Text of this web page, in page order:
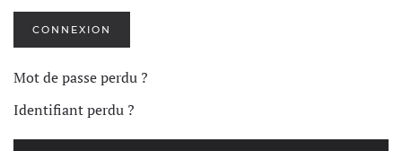
CONNEXION
Mot de passe perdu ?
Identifiant perdu ?